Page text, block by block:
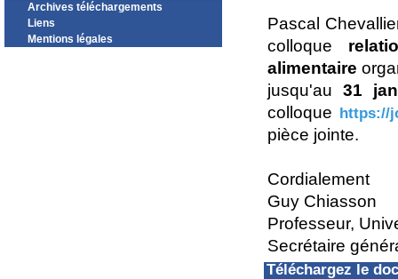
Archives téléchargements
Liens
Mentions légales
Pascal
colloque
alimentaire
jusqu'au 31
colloque https://
pièce jointe.
Cordialement
Guy Chiasson
Professeur,
Secrétaire
Téléchargez le